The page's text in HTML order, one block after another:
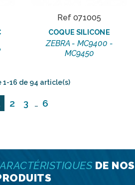
Ref 071005
COQUE SILICONE
ZEBRA - MC9400 -
MC9450
1-16 de 94 article(s)
2 3 … 6
DE NOS